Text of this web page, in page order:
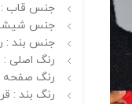
جنس قاب :
جنس
جنس بند :
رنگ اصلی :
رنگ
رنگ بند :